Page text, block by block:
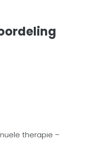
therapie –